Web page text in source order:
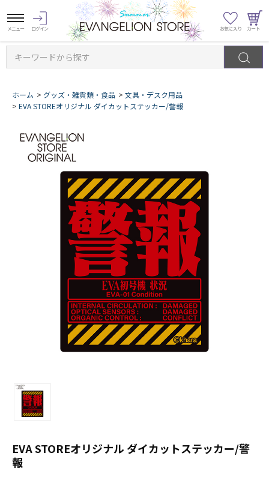
キーワードから探す
ホーム > グッズ・雑貨類・食品 > 文具・デスク用品
> EVA STOREオリジナル ダイカットステッカー/警報
EVA STOREオリジナル ダイカットステッカー/警
報